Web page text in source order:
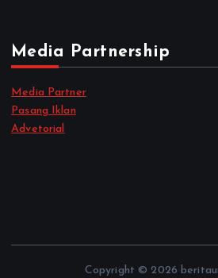
Media Partnership
Media Partner
Pasang Iklan
Advetorial
Copyright © 2026